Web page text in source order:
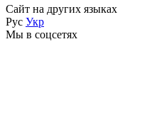
Сайт на других языках
Рус Укр
Мы в соцсетях